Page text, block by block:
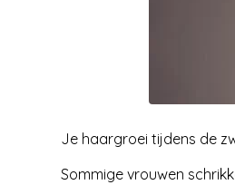
Je haargroei tijdens de
Sommige vrouwen